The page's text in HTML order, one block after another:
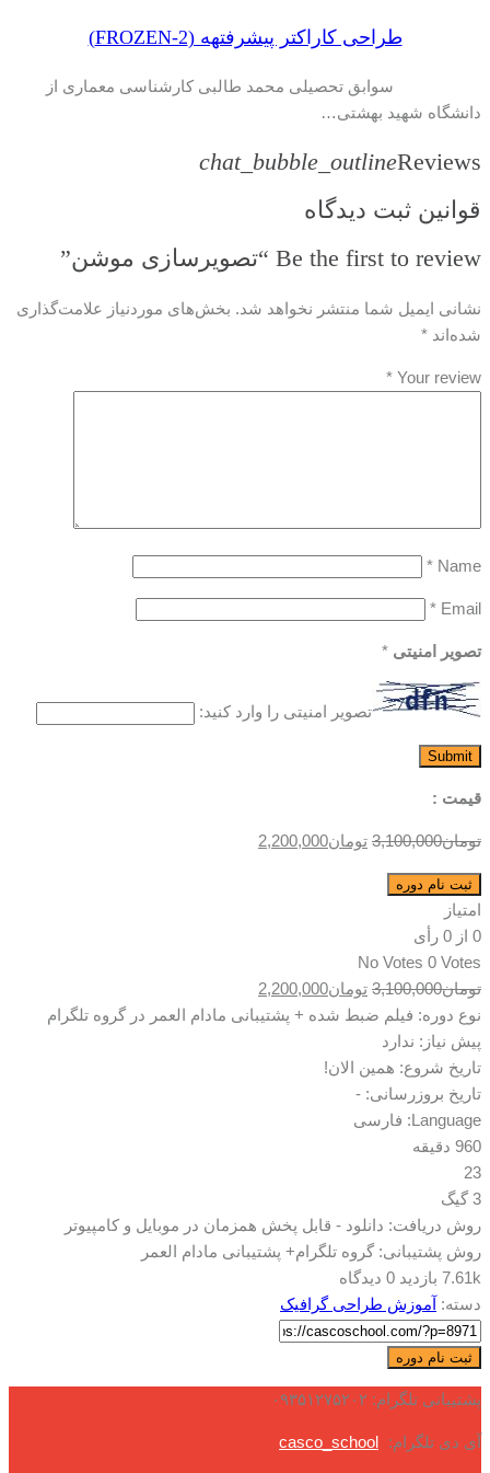
طراحی کاراکتر پیشرفتهه (FROZEN-2)
سوابق تحصیلی محمد طالبی کارشناسی معماری از
دانشگاه شهید بهشتی…
chat_bubble_outlineReviews
قوانین ثبت دیدگاه
Be the first to review “تصویرسازی موشن”
نشانی ایمیل شما منتشر نخواهد شد. بخش‌های موردنیاز علامت‌گذاری
شده‌اند *
Your review
*
Name
*
Email
*
تصویر امنیتی *
تصویر امنیتی را وارد کنید:
قیمت :
تومان3,100,000 قیمت
تومان2,200,000
تصویرسازی
موشن
عدد
ثبت نام دوره
امتیاز
0 از 0 رأی
No Votes 0 Votes
تومان3,100,000 قیمت
اصلی:
بود.
تومان2,200,000
فعلی:
نوع دوره: فیلم ضبط شده + پشتیبانی مادام العمر در گروه تلگرام
پیش نیاز: ندارد
تاریخ شروع: همین الان!
تاریخ بروزرسانی: -
Language: فارسی
960 دقیقه
23
3 گیگ
روش دریافت: دانلود - قابل پخش همزمان در موبایل و کامپیوتر
روش پشتیبانی: گروه تلگرام+ پشتیبانی مادام العمر
7.61k بازدید
دسته: آموزش طراحی گرافیک
تصویرسازی
عدد
ثبت نام دوره
پشتیبانی تلگرام: ۰۹۳۵۱۲۷۵۲۰۲
آی دی تلگرام: casco_school